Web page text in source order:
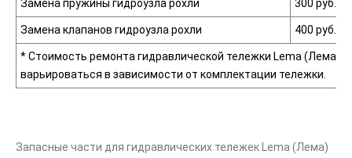
Замена пружины гидроузла рохли 300 руб.
Замена клапанов гидроузла рохли 400 руб.
* Стоимость ремонта гидравлической тележки Lema (Лема
варьироваться в зависимости от комплектации тележки.
Запасные части для гидравлических тележек Lema (Лема)